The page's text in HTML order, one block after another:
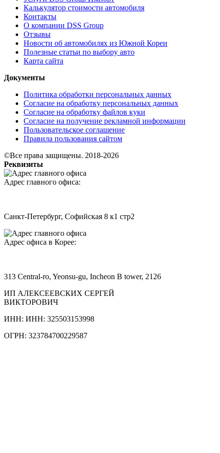
Калькулятор стоимости автомобиля
Контакты
О компании DSS Group
Отзывы
Новости об автомобилях из Южной Кореи
Полезные статьи по выбору авто
Карта сайта
Документы
Политика обработки персональных данных
Согласие на обработку персональных данных
Согласие на обработку файлов куки
Согласие на получение рекламной информации
Пользовательское соглашение
Правила пользования сайтом
©Все права защищены. 2018-2026
Реквизиты
Адрес главного офиса:
Санкт-Петербург, Софийская 8 к1 стр2
Адрес офиса в Корее:
313 Central-ro, Yeonsu-gu, Incheon B tower, 2126
ИП АЛЕКСЕЕВСКИХ СЕРГЕЙ
ВИКТОРОВИЧ
ИНН: ИНН: 325503153998
ОГРН: 323784700229587